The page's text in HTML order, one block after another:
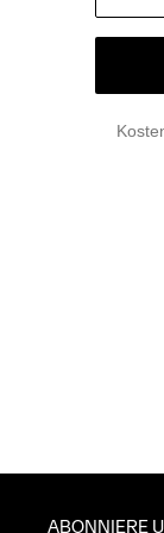
ABONNIERE